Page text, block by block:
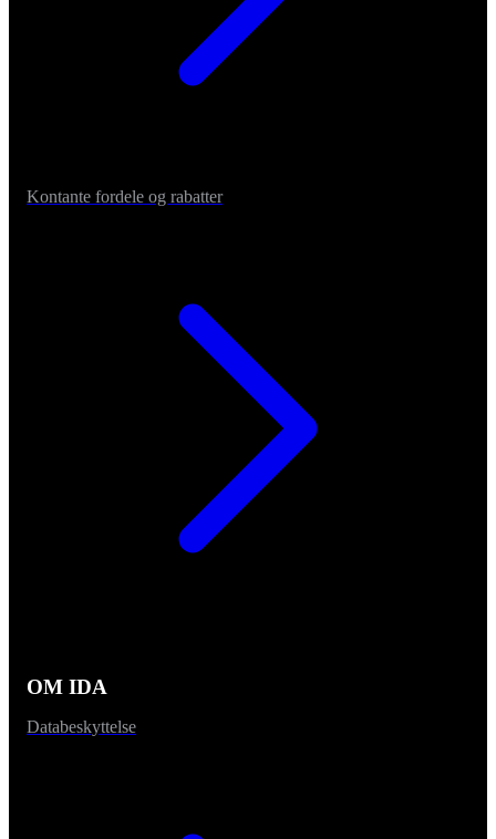
Kontante fordele og rabatter
OM IDA
Databeskyttelse